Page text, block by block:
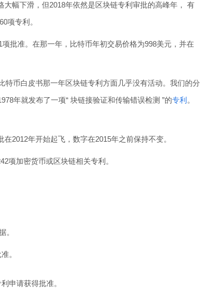
大幅下滑，但2018年依然是区块链专利审批的高峰年， 有
项专利。
批准。在那一年，比特币年初交易价格为998美元，并在
特币白皮书那一年区块链专利方面几乎没有活动。我们的分
年就发布了一项“ 块链接验证和传输错误检测 ”的专利 。
2012年开始起飞，数字在2015年之前保持不变。
项加密货币或区块链相关专利。
。
。
申请获得批准。